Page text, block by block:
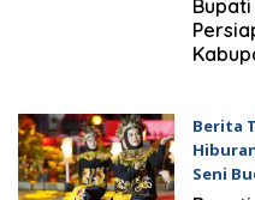
Berita
Seni